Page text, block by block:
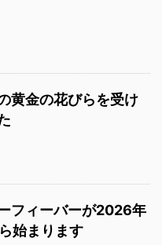
黄金の花びらを受け
フィーバーが2026年
始まります